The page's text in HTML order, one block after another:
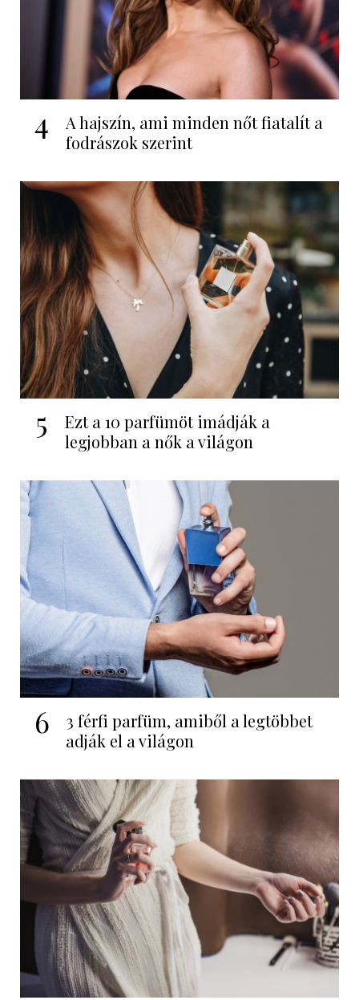
4
A hajszín, ami minden nőt fiatalít a
fodrászok szerint
5
Ezt a 10 parfümöt imádják a
legjobban a nők a világon
6
3 férfi parfüm, amiből a legtöbbet
adják el a világon